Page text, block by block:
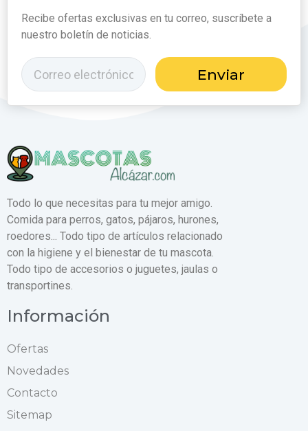
Recibe ofertas exclusivas en tu correo, suscríbete a
nuestro boletín de noticias.
Enviar
Todo lo que necesitas para tu mejor amigo.
Comida para perros, gatos, pájaros, hurones,
roedores... Todo tipo de artículos relacionado
con la higiene y el bienestar de tu mascota.
Todo tipo de accesorios o juguetes, jaulas o
transportines.
Información
Ofertas
Novedades
Contacto
Sitemap